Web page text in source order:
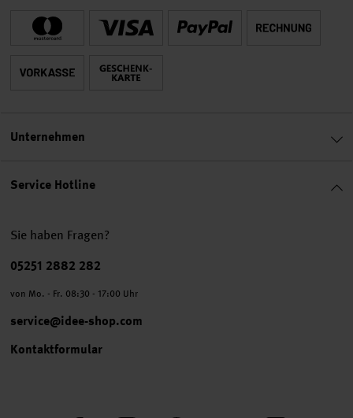
Service Hotline
Sie haben Fragen?
Telefonnummer
05251 2882 282
von Mo. - Fr. 08:30 - 17:00 Uhr
service@idee-shop.com
Kontaktformular
Unternehmen